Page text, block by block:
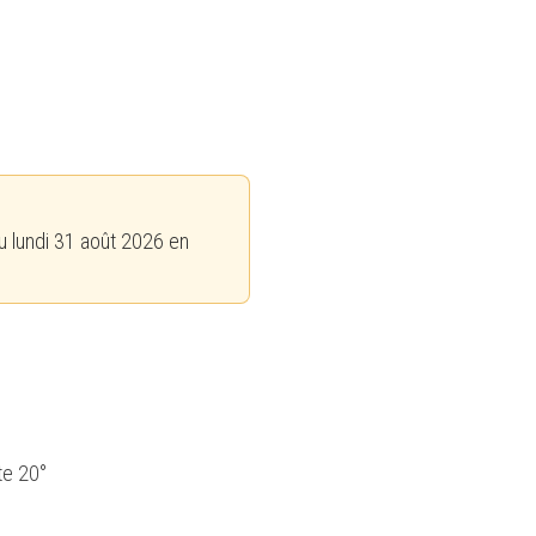
lundi 31 août 2026 en
20°